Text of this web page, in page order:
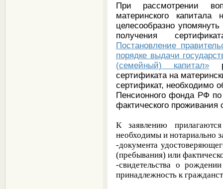
При рассмотрении
материнского
целесообразно
получения
Постановление
порядке выдачи
(семейный) капитал»
сертификата на
сертификат, необходимо
Пенсионного фонда РФ
фактического
К заявлению
необходимы и нотариально
-документа
(пребывания) или
-свидетельства о
принадлежность к